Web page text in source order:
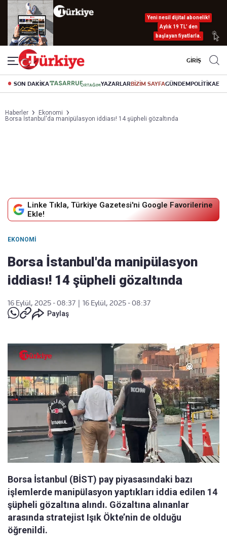
Yeni nesil dijital abonelik!
Aylık 19 TL’ den
başlayan fiyatlarla.
GİRİŞ
SON DAKİKA YAZARLARBİZİM SAYFAGÜNDEMPOLİTİKA
Haberler
Ekonomi
Borsa İstanbul'da manipülasyon iddiası! 14 şüpheli gözaltında
Linke Tıkla, Türkiye Gazetesi'ni Google Favorilerine
Ekle!
EKONOMI
Borsa İstanbul'da manipülasyon
iddiası! 14 şüpheli gözaltında
16 Eylül, 2025 - 08:37
16 Eylül, 2025 - 08:37
Paylaş
Borsa İstanbul (BİST) pay piyasasındaki bazı
işlemlerde manipülasyon yaptıkları iddia edilen 14
şüpheli gözaltına alındı. Gözaltına alınanlar
arasında stratejist Işık Ökte’nin de olduğu
öğrenildi.